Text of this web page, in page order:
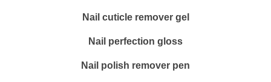
Nail cuticle remover gel
Nail perfection gloss
Nail polish remover pen